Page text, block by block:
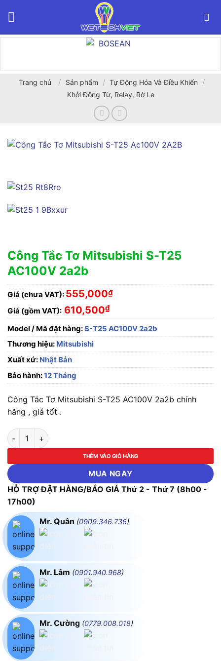
Trang chủ / Sản phẩm / Tự Động Hóa Và Điều Khiển /
Khởi Động Từ, Relay, Rờ Le
Công Tắc Tơ Mitsubishi S-T25
AC100V 2a2b
Giá (chưa VAT): 555,000₫
Giá (gồm VAT): 610,500₫
Model / Mã đặt hàng:S-T25 AC100V 2a2b
Thương hiệu: Mitsubishi
Xuất xứ: Nhật Bản
Bảo hành:12 Tháng
Công Tắc Tơ Mitsubishi S-T25 AC100V 2a2b chính
hãng , giá tốt .
Công Tắc Tơ Mitsubishi S-T25 AC100V 2a2b số lượng
THÊM VÀO GIỎ HÀNG
MUA NGAY
HỖ TRỢ ĐẶT HÀNG/BÁO GIÁ Thứ 2 - Thứ 7 (8h00 -
17h00)
Mr. Quân (0909.346.736)
Mr. Lâm (0901.940.968)
Mr. Cường (0779.008.018)